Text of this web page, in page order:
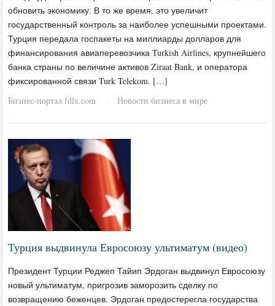
обновить экономику. В то же время, это увеличит
государственный контроль за наиболее успешными проектами.
Турция передала госпакеты на миллиарды долларов для
финансирования авиаперевозчика Turkish Airlines, крупнейшего
банка страны по величине активов Ziraat Bank, и оператора
фиксированной связи Turk Telekom. […]
Бизнес-портал fdlx.com
· Новости бизнеса в мире
Турция выдвинула Евросоюзу ультиматум (видео)
Президент Турции Реджеп Тайип Эрдоган выдвинул Евросоюзу
новый ультиматум, пригрозив заморозить сделку по
возвращению беженцев. Эрдоган предостерегла государства